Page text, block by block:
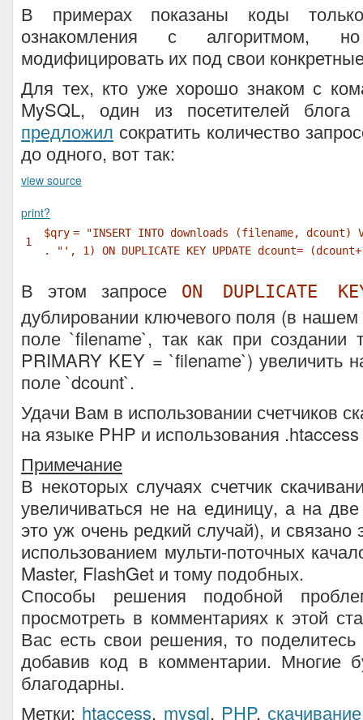
В примерах показаны коды
ознакомления с алгоритмом,
модифицировать их под свои
Для тех, кто уже хорошо знаком с
MySQL, один из посетителей
предложил сократить количество
до одного, вот так:
view source
print?
1
$qry =
"INSERT INTO downloads (filename, dcount)
.
"', 1) ON DUPLICATE KEY UPDATE dcount=
В этом запросе ON DUPLICATE
дублировании ключевого поля (в
поле `filename`, так как при создании
PRIMARY KEY = `filename`) увеличить
поле `dcount`.
Удачи Вам в использовании счетчиков
на языке PHP и использования
Примечание
В некоторых случаях счетчик
увеличиваться не на единицу, а на
это уж очень редкий случай), и связано
использованием мульти-поточных
Master, FlashGet и тому подобных.
Способы решения подобной
просмотреть в комментариях к этой
Вас есть свои решения, то
добавив код в комментарии. Многие
благодарны.
Метки: htaccess, mysql, PHP, скачивание